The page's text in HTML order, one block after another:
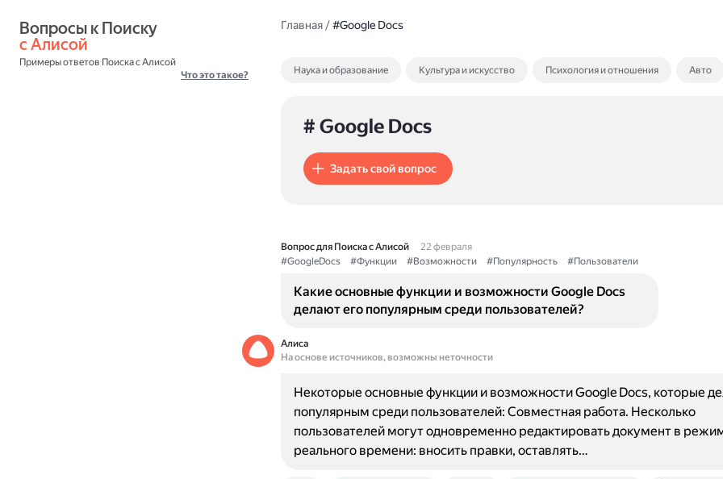
с Алисой
Примеры ответов Поиска с Алисой
Что это такое?
Главная/#Google Docs
Наука и образование Культура и искусство Психология и отношения Авто
# Google Docs
Задать свой вопрос
Вопрос для Поиска с Алисой
22 февраля
#GoogleDocs
#Функции #Возможности #Популярность #Пользователи
Какие основные функции и возможности Google Docs
делают его популярным среди пользователей?
Алиса
На основе источников, возможны неточности
Некоторые основные функции и возможности Google Docs, которые
популярным среди пользователей: Совместная работа. Несколько
пользователей могут одновременно редактировать документ в
реального времени: вносить правки, оставлять…